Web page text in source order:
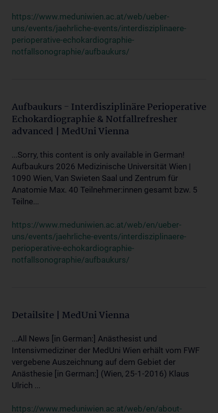
https://www.meduniwien.ac.at/web/ueber-
uns/events/jaehrliche-events/interdisziplinaere-
perioperative-echokardiographie-
notfallsonographie/aufbaukurs/
Aufbaukurs - Interdisziplinäre Perioperative
Echokardiographie & Notfallrefresher
advanced | MedUni Vienna
...Sorry, this content is only available in German!
Aufbaukurs 2026 Medizinische Universität Wien |
1090 Wien, Van Swieten Saal und Zentrum für
Anatomie Max. 40 Teilnehmer:innen gesamt bzw. 5
Teilne...
https://www.meduniwien.ac.at/web/en/ueber-
uns/events/jaehrliche-events/interdisziplinaere-
perioperative-echokardiographie-
notfallsonographie/aufbaukurs/
Detailsite | MedUni Vienna
...All News [in German:] Anästhesist und
Intensivmediziner der MedUni Wien erhält vom FWF
vergebene Auszeichnung auf dem Gebiet der
Anästhesie [in German:] (Wien, 25-1-2016) Klaus
Ulrich ...
https://www.meduniwien.ac.at/web/en/about-